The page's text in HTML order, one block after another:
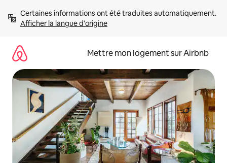
directement
Afficher la langue d'origine
Mettre mon logement sur Airbnb